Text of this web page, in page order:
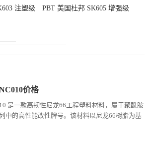
注塑级
PBT 美国杜邦 SK605 增强级
价格
是一款高韧性尼龙66工程塑料材料，属于聚酰胺
列中的高性能改性牌号。该材料以尼龙66树脂为基